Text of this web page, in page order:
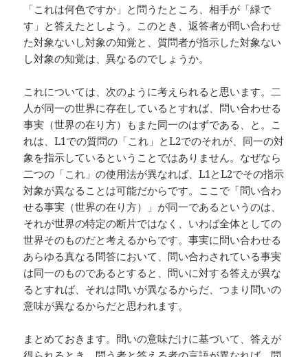
「これは何色ですか」と問うたところ、相手が「緑で
す」と答えたとしよう。このとき、返答者が問い合わせ
た対象ないし対象の知覚と、質問者が指示した対象ない
し対象の知覚は、異なるのでしょうか。
これについては、次のように考えられると思います。二
人が同一の世界に存在しているとすれば、問い合わせる
事実（世界の在り方）もまた同一のはずである、と。こ
れは、L1での質問の「これ」とL2でのそれが、同一の対
象を指示しているということではありません。なぜなら
二つの「これ」の使用法が異なれば、L1とL2でその指示
対象が異なることは可能だからです。ここで「問い合わ
せる事実（世界の在り方）」が同一であるというのは、
それが世界の特定の断片ではなく、いわば全体としての
世界そのものだと考えるからです。事実に問い合わせる
あらゆる真なる問答において、問い合わされている事実
は同一のものであるとすると、問いに対する答えが異な
るとすれば、それは問いが異なるからだ、つまり問いの
意味が異なるからだと思われます。
まとめておきます。問いの意味だけに基づいて、答えが